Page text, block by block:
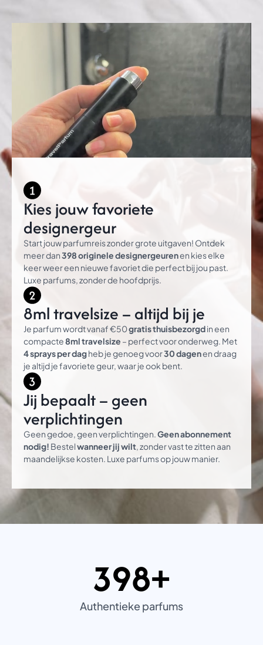
Kies jouw favoriete
designergeur
Start jouw parfumreis zonder grote uitgaven! Ontdek
meer dan398 originele designergeurenen kies elke
keer weer een nieuwe favoriet die perfect bij jou past.
Luxe parfums, zonder de hoofdprijs.
8ml travelsize – altijd bij je
Je parfum wordt vanaf €50gratis thuisbezorgdin een
compacte8ml travelsize – perfect voor onderweg. Met
4 sprays per dagheb je genoeg voor30 dagenen draag
je altijd je favoriete geur, waar je ook bent.
Jij bepaalt – geen
verplichtingen
Geen gedoe, geen verplichtingen.Geen abonnement
nodig! Bestelwanneer jij wilt, zonder vast te zitten aan
maandelijkse kosten. Luxe parfums op jouw manier.
398+
Authentieke parfums